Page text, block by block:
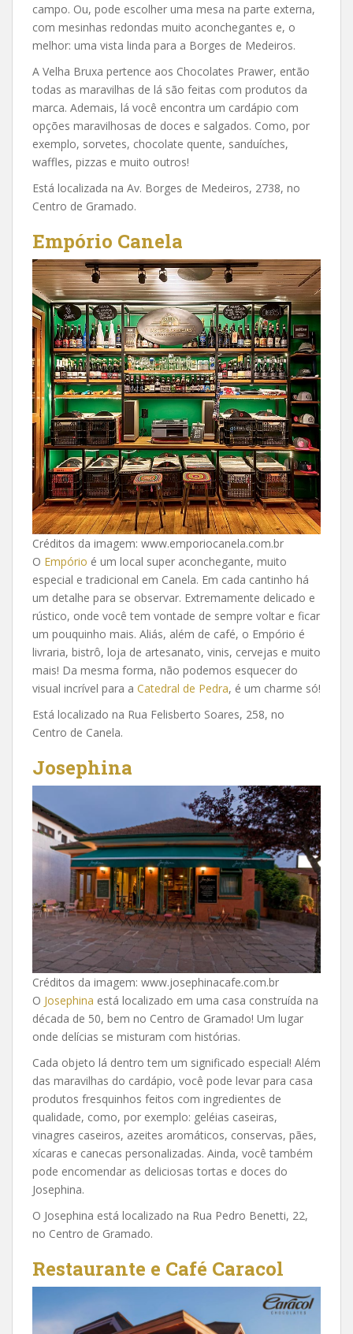
campo. Ou, pode escolher uma mesa na parte externa,
com mesinhas redondas muito aconchegantes e, o
melhor: uma vista linda para a Borges de Medeiros.
A Velha Bruxa pertence aos Chocolates Prawer, então
todas as maravilhas de lá são feitas com produtos da
marca. Ademais, lá você encontra um cardápio com
opções maravilhosas de doces e salgados. Como, por
exemplo, sorvetes, chocolate quente, sanduíches,
waffles, pizzas e muito outros!
Está localizada na Av. Borges de Medeiros, 2738, no
Centro de Gramado.
Empório Canela
Créditos da imagem: www.emporiocanela.com.br
O Empório é um local super aconchegante, muito
especial e tradicional em Canela. Em cada cantinho há
um detalhe para se observar. Extremamente delicado e
rústico, onde você tem vontade de sempre voltar e ficar
um pouquinho mais. Aliás, além de café, o Empório é
livraria, bistrô, loja de artesanato, vinis, cervejas e muito
mais! Da mesma forma, não podemos esquecer do
visual incrível para a Catedral de Pedra, é um charme só!
Está localizado na Rua Felisberto Soares, 258, no
Centro de Canela.
Josephina
Créditos da imagem: www.josephinacafe.com.br
O Josephina está localizado em uma casa construída na
década de 50, bem no Centro de Gramado! Um lugar
onde delícias se misturam com histórias.
Cada objeto lá dentro tem um significado especial! Além
das maravilhas do cardápio, você pode levar para casa
produtos fresquinhos feitos com ingredientes de
qualidade, como, por exemplo: geléias caseiras,
vinagres caseiros, azeites aromáticos, conservas, pães,
xícaras e canecas personalizadas. Ainda, você também
pode encomendar as deliciosas tortas e doces do
Josephina.
O Josephina está localizado na Rua Pedro Benetti, 22,
no Centro de Gramado.
Restaurante e Café Caracol